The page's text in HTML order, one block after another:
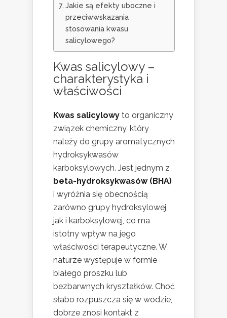
Jakie są efekty uboczne i
przeciwwskazania
stosowania kwasu
salicylowego?
Kwas salicylowy –
charakterystyka i
właściwości
Kwas salicylowy to organiczny
związek chemiczny, który
należy do grupy aromatycznych
hydroksykwasów
karboksylowych. Jest jednym z
beta-hydroksykwasów (BHA)
i wyróżnia się obecnością
zarówno grupy hydroksylowej,
jak i karboksylowej, co ma
istotny wpływ na jego
właściwości terapeutyczne. W
naturze występuje w formie
białego proszku lub
bezbarwnych kryształków. Choć
słabo rozpuszcza się w wodzie,
dobrze znosi kontakt z